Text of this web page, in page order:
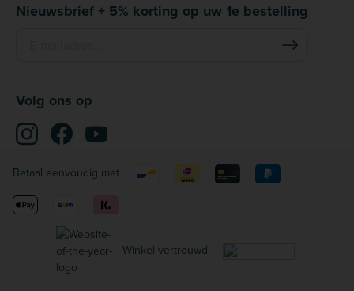
Nieuwsbrief + 5% korting op uw 1e bestelling
Volg ons op
Betaal eenvoudig met
Winkel vertrouwd